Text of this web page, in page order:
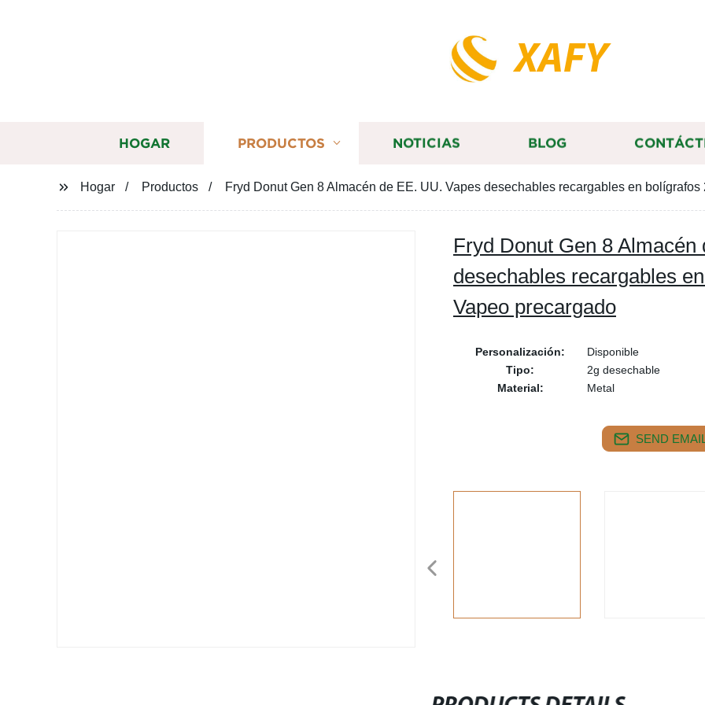
XAFY
HOGAR PRODUCTOS NOTICIAS BLOG
Hogar Productos Fryd Donut Gen 8 Almacén de EE. UU. Vapes desechables recargables en
Fryd Donut Gen 8 Almacén
desechables recargables
Vapeo precargado
Personalización:
Disponible
Tipo:
2g desechable
Material:
Metal
SEND